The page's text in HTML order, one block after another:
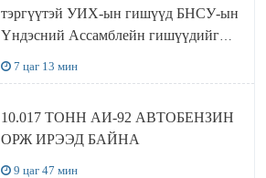
тэргүүтэй УИХ-ын гишүүд БНСУ-ын
Үндэсний Ассамблейн гишүүдийг
7 цаг 13 мин
10.017 ТОНН АИ-92 АВТОБЕНЗИН
ОРЖ ИРЭЭД БАЙНА
9 цаг 47 мин